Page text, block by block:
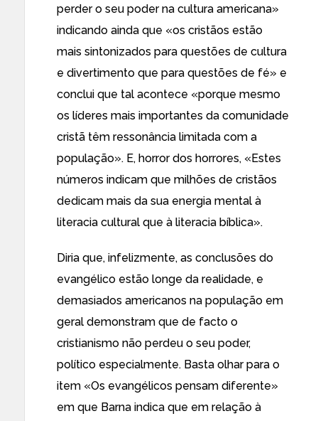
perder o seu poder na cultura americana»
indicando ainda que «os cristãos estão
mais sintonizados para questões de cultura
e divertimento que para questões de fé» e
conclui que tal acontece «porque mesmo
os líderes mais importantes da comunidade
cristã têm ressonância limitada com a
população». E, horror dos horrores, «Estes
números indicam que milhões de cristãos
dedicam mais da sua energia mental à
literacia cultural que à literacia bíblica».
Diria que, infelizmente, as conclusões do
evangélico estão longe da realidade, e
demasiados americanos na população em
geral demonstram que de facto o
cristianismo não perdeu o seu poder,
político especialmente. Basta olhar para o
item «Os evangélicos pensam diferente»
em que Barna indica que em relação à